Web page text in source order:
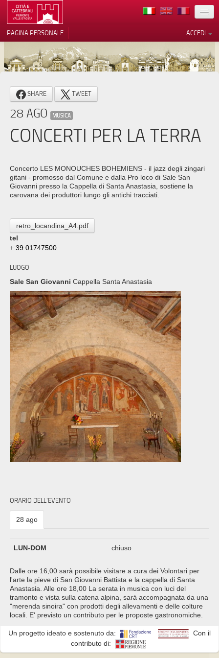
TERRITORIO
ARCHITETTURE
MUSEI
ITINERARI
EVENTI
VOLONTARI
CONTATTI
ACCEDI
PAGINA PERSONALE
SHARE TWEET
28 AGO MUSICA
CONCERTI PER LA TERRA
Concerto LES MONOUCHES BOHEMIENS - il jazz degli zingari
gitani - promosso dal Comune e dalla Pro loco di Sale San
Giovanni presso la Cappella di Santa Anastasia, sostiene la
carovana dei produttori lungo gli antichi tracciati.
retro_locandina_A4.pdf
tel
+ 39 01747500
LUOGO
Sale San Giovanni Cappella Santa Anastasia
ORARIO DELL'EVENTO
28 ago
LUN-DOM chiuso
Dalle ore 16,00 sarà possibile visitare a cura dei Volontari per
l'arte la pieve di San Giovanni Battista e la cappella di Santa
Anastasia. Alle ore 18,00 La serata in musica con luci del
tramonto e vista sulla catena alpina, sarà accompagnata da una
"merenda sinoira" con prodotti degli allevamenti e delle colture
locali. E' previsto un contributo per le proposte gastronomiche.
Un progetto ideato e sostenuto da:
Con il
contributo di:
Informativa sulla raccolta
Le tue preferenze relative alla